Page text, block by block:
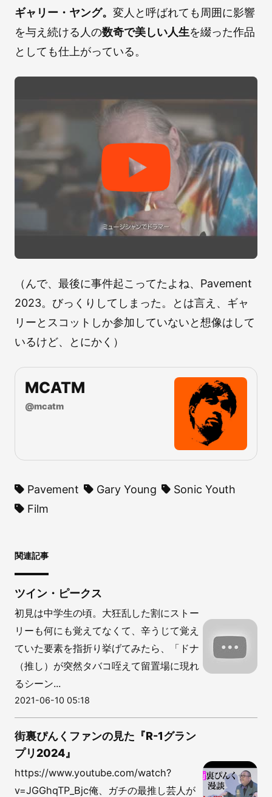
ギャリー・ヤング。 変人と呼ばれても周囲に影響
を与え続ける人の数奇で美しい人生を綴った作品
としても仕上がっている。
（んで、最後に事件起こってたよね、Pavement
2023。びっくりしてしまった。とは言え、ギャ
リーとスコットしか参加していないと想像はして
いるけど、とにかく）
MCATM
@mcatm
Pavement Gary Young
Sonic Youth
Film
関連記事
ツイン・ピークス
初見は中学生の頃。大狂乱した割にストー
リーも何にも覚えてなくて、辛うじて覚え
ていた要素を指折り挙げてみたら、「ドナ
（推し）が突然タバコ咥えて留置場に現れ
るシーン...
2021-06-10 05:18
街裏ぴんくファンの見た『R-1グラン
プリ2024』
https://www.youtube.com/watch?
v=JGGhqTP_Bjc俺、ガチの最推し芸人が